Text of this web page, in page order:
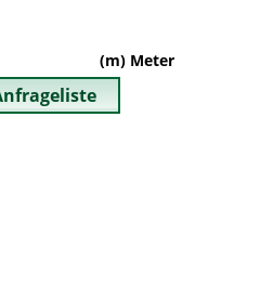
(m) Meter